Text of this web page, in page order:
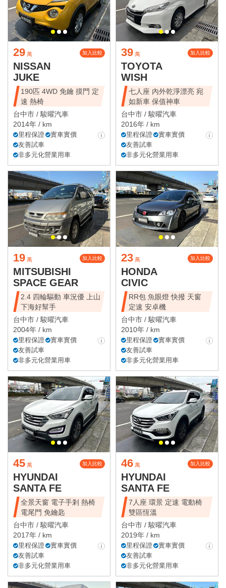
29 萬 加入比較
NISSAN
JUKE
190匹 4WD 免鑰 摸門 定
速 熱椅
台中市 /駿曜汽車
2014年 / km
里程保證
實車實價
友善試車
非多元化營業用車
39 萬 加入比較
TOYOTA
WISH
七人座 內外乾淨漂亮 宛
如新車 保值神車
台中市 /駿曜汽車
2016年 / km
里程保證
實車實價
友善試車
非多元化營業用車
19 萬 加入比較
MITSUBISHI
SPACE GEAR
2.4 四輪驅動 車況優 上山
下海好幫手
台中市 /駿曜汽車
2004年 / km
里程保證
實車實價
友善試車
非多元化營業用車
23 萬 加入比較
HONDA
CIVIC
RR包 魚眼燈 快撥 天窗
定速 安卓機
台中市 /駿曜汽車
2010年 / km
里程保證
實車實價
友善試車
非多元化營業用車
45 萬 加入比較
HYUNDAI
SANTA FE
全景天窗 電子手剎 熱椅
電尾門 免鑰匙
台中市 /駿曜汽車
2017年 / km
里程保證
實車實價
友善試車
非多元化營業用車
46 萬 加入比較
HYUNDAI
SANTA FE
7人座 環景 定速 電動椅
雙區恆溫
台中市 /駿曜汽車
2019年 / km
里程保證
實車實價
友善試車
非多元化營業用車